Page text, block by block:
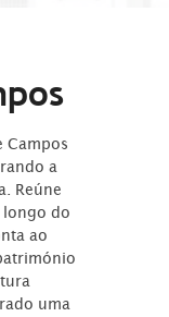
Campos
a
Reúne
longo do
ao
uma